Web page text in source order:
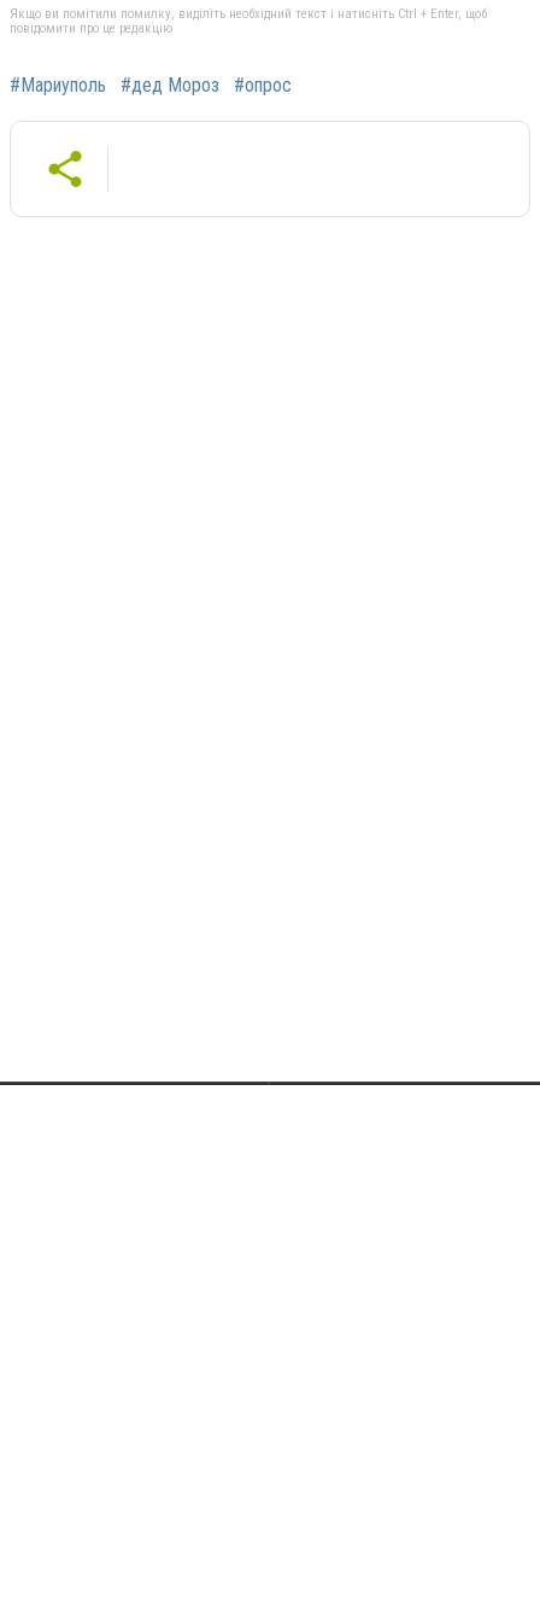
Якщо ви помітили помилку, виділіть необхідний текст і натисніть Ctrl + Enter, щоб
повідомити про це редакцію
#Мариуполь #дед Мороз #опрос